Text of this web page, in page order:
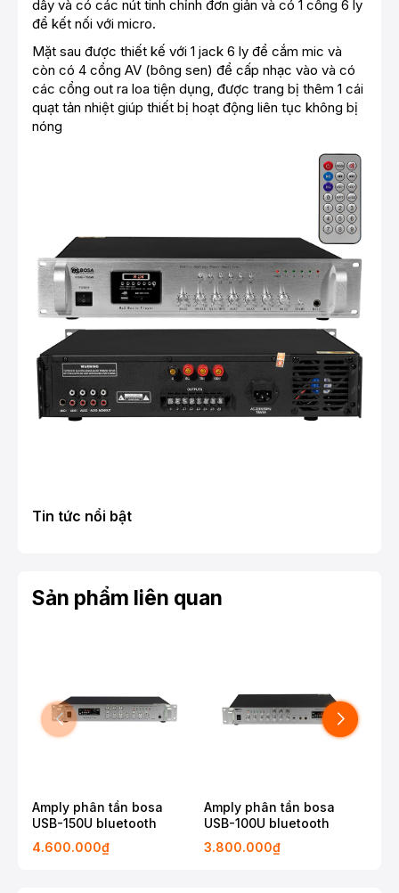
dây và có các nút tinh chỉnh đơn giản và có 1 cổng 6 ly
để kết nối với micro.
Mặt sau được thiết kế với 1 jack 6 ly để cắm mic và
còn có 4 cổng AV (bông sen) để cấp nhạc vào và có
các cổng out ra loa tiện dụng, được trang bị thêm 1 cái
quạt tản nhiệt giúp thiết bị hoạt động liên tục không bị
nóng
Tin tức nổi bật
Sản phẩm liên quan
Amply phân tần bosa
USB-150U bluetooth
4.600.000₫
Amply phân tần bosa
USB-100U bluetooth
3.800.000₫